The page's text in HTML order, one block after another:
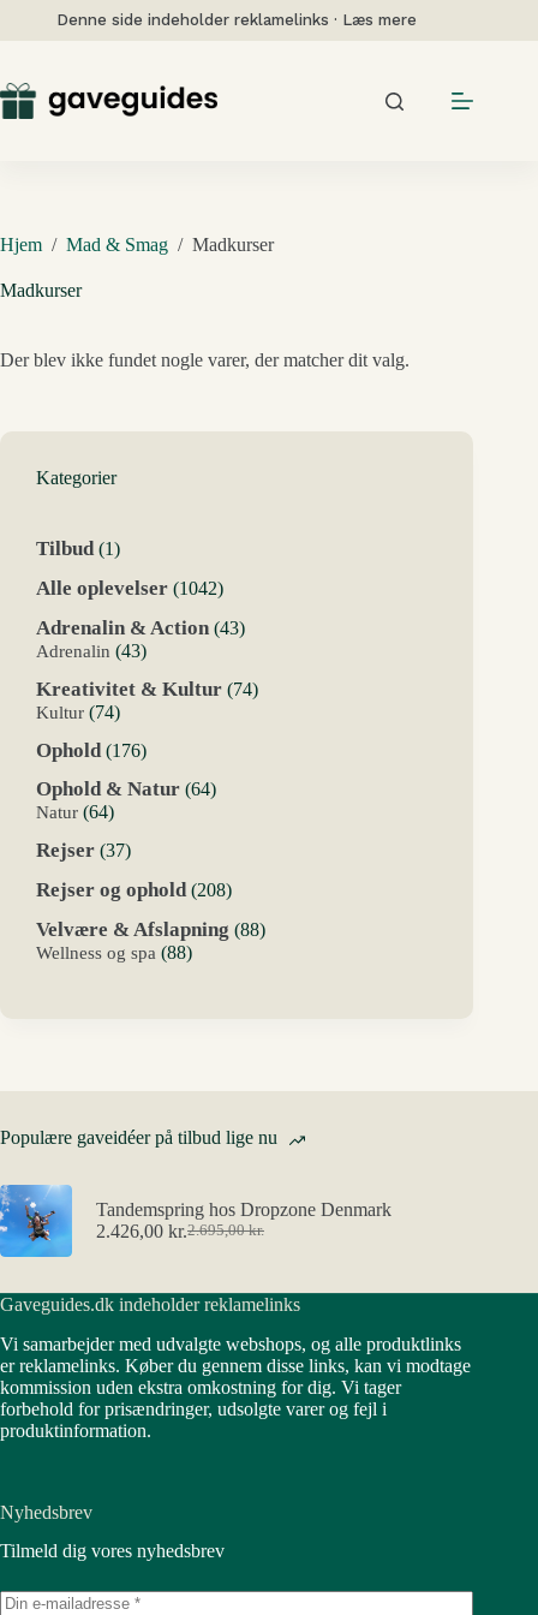
Denne side indeholder reklamelinks · Læs mere
Hjem / Mad & Smag / Madkurser
Madkurser
Der blev ikke fundet nogle varer, der matcher dit valg.
Kategorier
Tilbud 11
Alle oplevelser 10421042
Adrenalin & Action 4343
Adrenalin 4343
Kreativitet & Kultur 7474
Kultur 7474
Ophold 176176
Ophold & Natur 6464
Natur 6464
Rejser 3737
Rejser og ophold 208208
Velvære & Afslapning 8888
Wellness og spa 8888
Populære gaveidéer på tilbud lige nu
Tandemspring hos Dropzone Denmark
2.695,00kr.
Den
var:
2.426,00 kr.Den
er:
Gaveguides.dk indeholder reklamelinks
Vi samarbejder med udvalgte webshops, og alle produktlinks
er reklamelinks. Køber du gennem disse links, kan vi modtage
kommission uden ekstra omkostning for dig. Vi tager
forbehold for prisændringer, udsolgte varer og fejl i
produktinformation.
Nyhedsbrev
Tilmeld dig vores nyhedsbrev